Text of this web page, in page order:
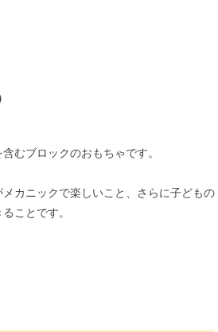
むブロックのおもちゃです。
カニックで楽しいこと、さらに子どもの
ことです。